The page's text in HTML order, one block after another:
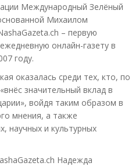
Международный Зелёный
Михаилом
– первую
онлайн-газету в
году.
оказалась среди тех, кто, по
значительный вклад в
войдя таким образом в
мнения, а также
научных и культурных
Надежда